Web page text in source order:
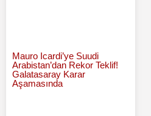
Mauro Icardi’ye Suudi
Arabistan’dan Rekor Teklif!
Galatasaray Karar
Aşamasında